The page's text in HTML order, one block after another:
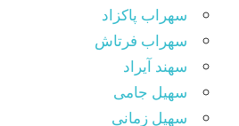
سهراب پاکزاد
سهراب فرتاش
سهند آیراد
سهیل جامی
سهیل زمانی